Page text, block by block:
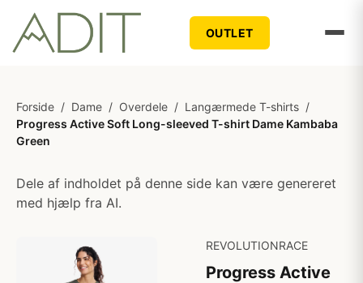
OUTLET
Forside / Dame / Overdele / Langærmede T-shirts /
Progress Active Soft Long-sleeved T-shirt Dame Kambaba
Green
Dele af indholdet på denne side kan være genereret
med hjælp fra AI.
REVOLUTIONRACE
Progress Active